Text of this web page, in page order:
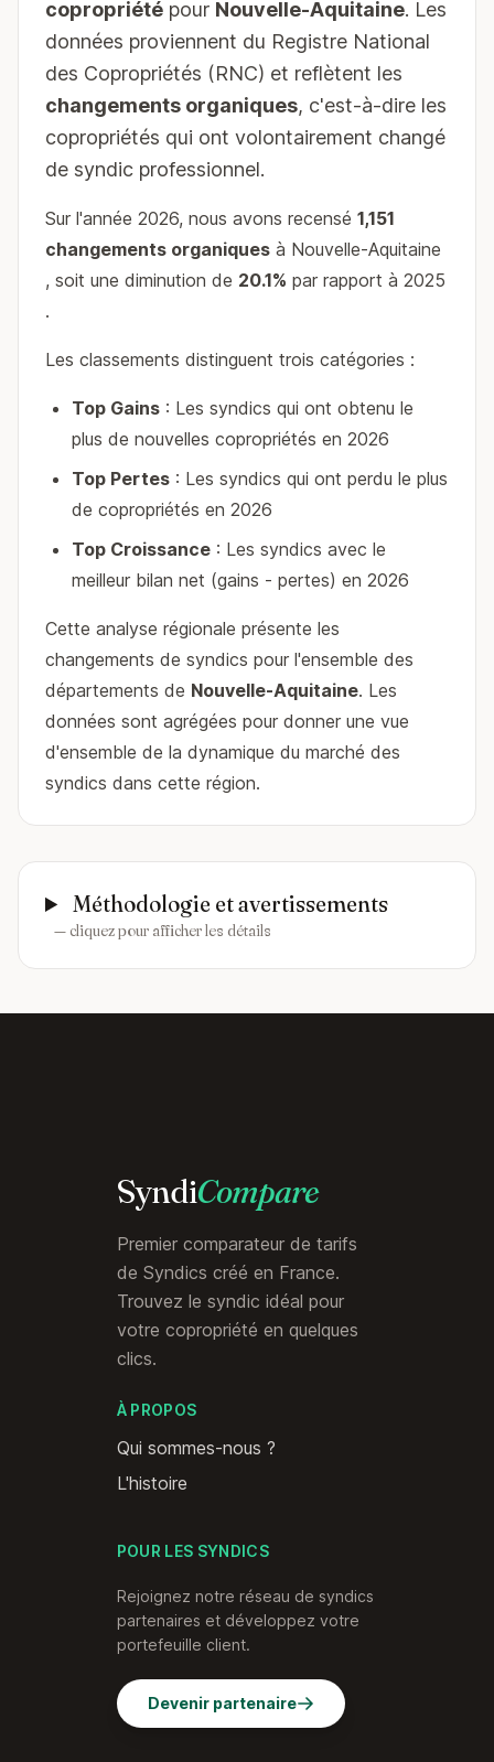
copropriété pour Nouvelle-Aquitaine. Les
données proviennent du Registre National
des Copropriétés (RNC) et reflètent les
changements organiques, c'est-à-dire les
copropriétés qui ont volontairement changé
de syndic professionnel.
Sur l'année 2026, nous avons recensé 1,151
changements organiques à Nouvelle-Aquitaine
, soit une diminution de 20.1% par rapport à 2025
.
Les classements distinguent trois catégories :
Top Gains : Les syndics qui ont obtenu le
plus de nouvelles copropriétés en 2026
Top Pertes : Les syndics qui ont perdu le plus
de copropriétés en 2026
Top Croissance : Les syndics avec le
meilleur bilan net (gains - pertes) en 2026
Cette analyse régionale présente les
changements de syndics pour l'ensemble des
départements de Nouvelle-Aquitaine. Les
données sont agrégées pour donner une vue
d'ensemble de la dynamique du marché des
syndics dans cette région.
Méthodologie et avertissements
— cliquez pour afficher les détails
SyndiCompare
Premier comparateur de tarifs
de Syndics créé en France.
Trouvez le syndic idéal pour
votre copropriété en quelques
clics.
À PROPOS
Qui sommes-nous ?
L'histoire
POUR LES SYNDICS
Rejoignez notre réseau de syndics
partenaires et développez votre
portefeuille client.
Devenir partenaire